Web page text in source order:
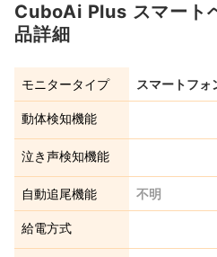
CuboAi Plus スマート
品詳細
モニタータイプ スマートフォ
動体検知機能
泣き声検知機能
自動追尾機能 不明
給電方式